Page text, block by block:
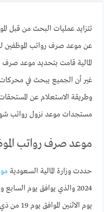
تتزايد عمليات البحث من قبل
المالية قامت بتحديد موعد صرف
غير أن الجميع يبحث في
وطريقة الاستعلام عن
مستجدات موعد نزول رواتب شهر مايو 2024
موعد صرف رواتب
حددت وزارة المالية السعودية
2024 والذي يوافق يوم